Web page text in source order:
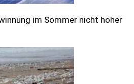
im Sommer nicht höher